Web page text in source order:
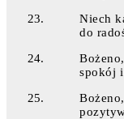
Niech
do
spokój